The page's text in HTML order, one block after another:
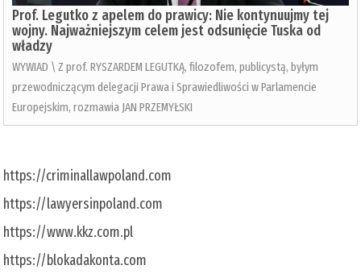
Prof. Legutko z apelem do prawicy: Nie kontynuujmy tej
wojny. Najważniejszym celem jest odsunięcie Tuska od
władzy
WYWIAD \ Z prof. RYSZARDEM LEGUTKĄ, filozofem, publicystą, byłym
przewodniczącym delegacji Prawa i Sprawiedliwości w Parlamencie
Europejskim, rozmawia JAN PRZEMYŁSKI
https://criminallawpoland.com
https://lawyersinpoland.com
https://www.kkz.com.pl
https://blokadakonta.com